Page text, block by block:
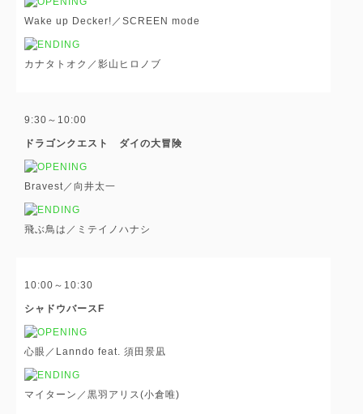
Wake up Decker!／SCREEN mode
カナタトオク／影山ヒロノブ
9:30～10:00
ドラゴンクエスト ダイの大冒険
Bravest／向井太一
飛ぶ鳥は／ミテイノハナシ
10:00～10:30
シャドウバースF
心眼／Lanndo feat. 須田景凪
マイターン／黒羽アリス(小倉唯)